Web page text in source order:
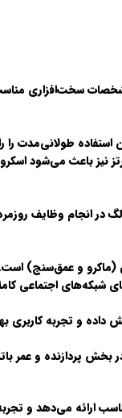
سخت‌افزاری مناسب،
استفاده طولانی‌مدت
1080×2388 پیکسل است که کیفیت تصویر مناسب و رنگ‌های زنده‌ای
روان و بدون لگ در
5 مگاپیکسلی و دو سنسور 2
ارائه می‌دهد و